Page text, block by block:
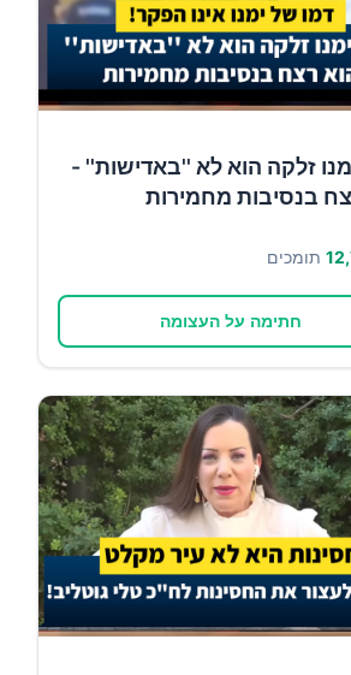
זלקה הוא לא ''באדישות'' -
בנסיבות מחמירות
תומכים
חתימה על העצומה